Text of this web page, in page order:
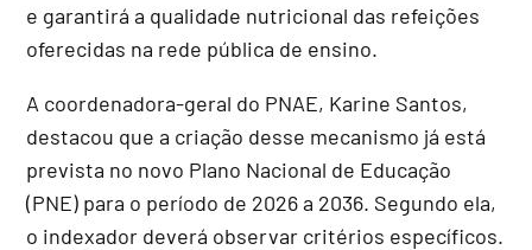
e garantirá a qualidade nutricional das refeições
oferecidas na rede pública de ensino.
A coordenadora-geral do PNAE, Karine Santos,
destacou que a criação desse mecanismo já está
prevista no novo Plano Nacional de Educação
(PNE) para o período de 2026 a 2036. Segundo ela,
o indexador deverá observar critérios específicos.